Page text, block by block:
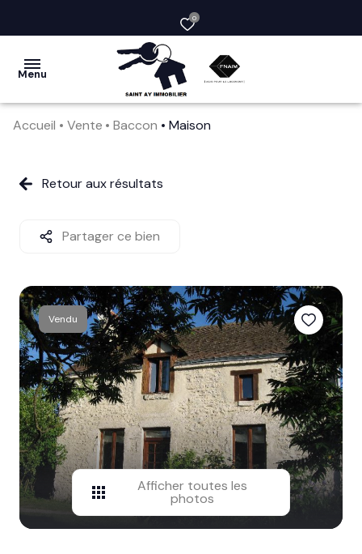
0
Menu
vendre
société
services
avis
clients
contact
Accueil Vente Baccon Maison
Retour aux résultats
Partager ce bien
Vendu
Afficher toutes les
photos